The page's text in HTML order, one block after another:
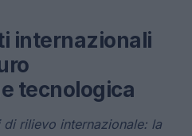
internazionali
tecnologica
rilievo internazionale: la